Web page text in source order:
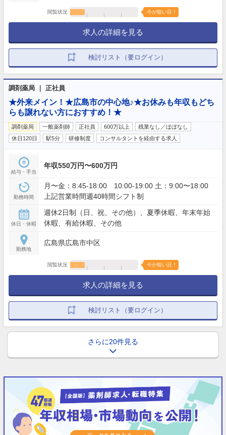
閲覧状況 今が狙い目！
求人の詳細を見る
検討リスト（要ログイン）
調剤薬局 ｜ 正社員
★外来メイン！★広島市の中心地♪★お休みも年収もどち
らも譲れない方におすすめ！★
調剤薬局 一般薬剤師 正社員 600万以上
残業なし／ほぼなし
休日120日
駅5分 研修制度 コンサルタントを経由する求人
給与・手当
年収550万円〜600万円
勤務時間
月〜金：8:45-18:00 10:00-19:00 土：9:00〜18:00
上記営業時間週40時間シフト制
休日・休暇
週休2日制（日、祝、その他）、夏季休暇、年末年始
休暇、有給休暇、その他
勤務地
広島県広島市中区
閲覧状況 今が狙い目！
求人の詳細を見る
検討リスト（要ログイン）
さらに20件見る